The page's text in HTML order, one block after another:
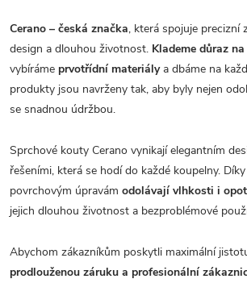
Cerano – česká značka, která spojuje precizní
design a dlouhou životnost. Klademe důraz
vybíráme prvotřídní materiálya dbáme na
produkty jsou navrženy tak, aby byly nejen
se snadnou údržbou.
Sprchové kouty Cerano vynikají elegantním
řešeními, která se hodí do každé koupelny.
povrchovým úpravám odolávají vlhkosti i
jejich dlouhou životnost a bezproblémové
Abychom zákazníkům poskytli maximální
prodlouženou záruku a profesionální